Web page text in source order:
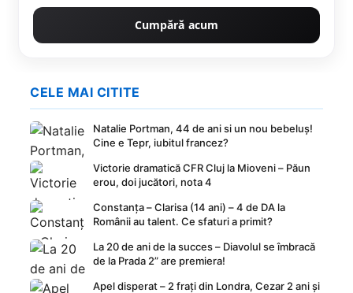
Cumpără acum
CELE MAI CITITE
Natalie Portman, 44 de ani si un nou bebeluș!
Cine e Tepr, iubitul francez?
Victorie dramatică CFR Cluj la Mioveni – Păun
erou, doi jucători, nota 4
Constanța – Clarisa (14 ani) – 4 de DA la
Românii au talent. Ce sfaturi a primit?
La 20 de ani de la succes – Diavolul se îmbracă
de la Prada 2” are premiera!
Apel disperat – 2 frați din Londra, Cezar 2 ani și